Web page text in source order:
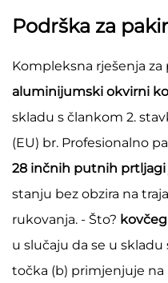
Podrška za
Kompleksna rješenja
aluminijumski okvirni
skladu s člankom 2.
(EU) br. Profesionalno
28 inčnih putnih prtljagi
stanju bez obzira na
rukovanja. - Što?
u slučaju da se u skladu
točka (b) primjenjuje na